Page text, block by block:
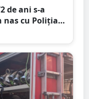
de ani s-a
nas cu Poliția